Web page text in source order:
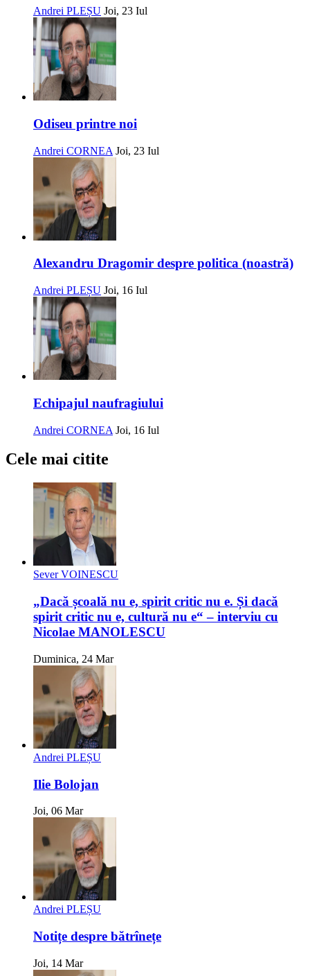
Andrei PLEȘU Joi, 23 Iul
Odiseu printre noi
Andrei CORNEA Joi, 23 Iul
Alexandru Dragomir despre politica (noastră)
Andrei PLEȘU Joi, 16 Iul
Echipajul naufragiului
Andrei CORNEA Joi, 16 Iul
Cele mai citite
Sever VOINESCU
„Dacă școală nu e, spirit critic nu e. Și dacă
spirit critic nu e, cultură nu e“ – interviu cu
Nicolae MANOLESCU
Duminica, 24 Mar
Andrei PLEȘU
Ilie Bolojan
Joi, 06 Mar
Andrei PLEȘU
Notițe despre bătrînețe
Joi, 14 Mar